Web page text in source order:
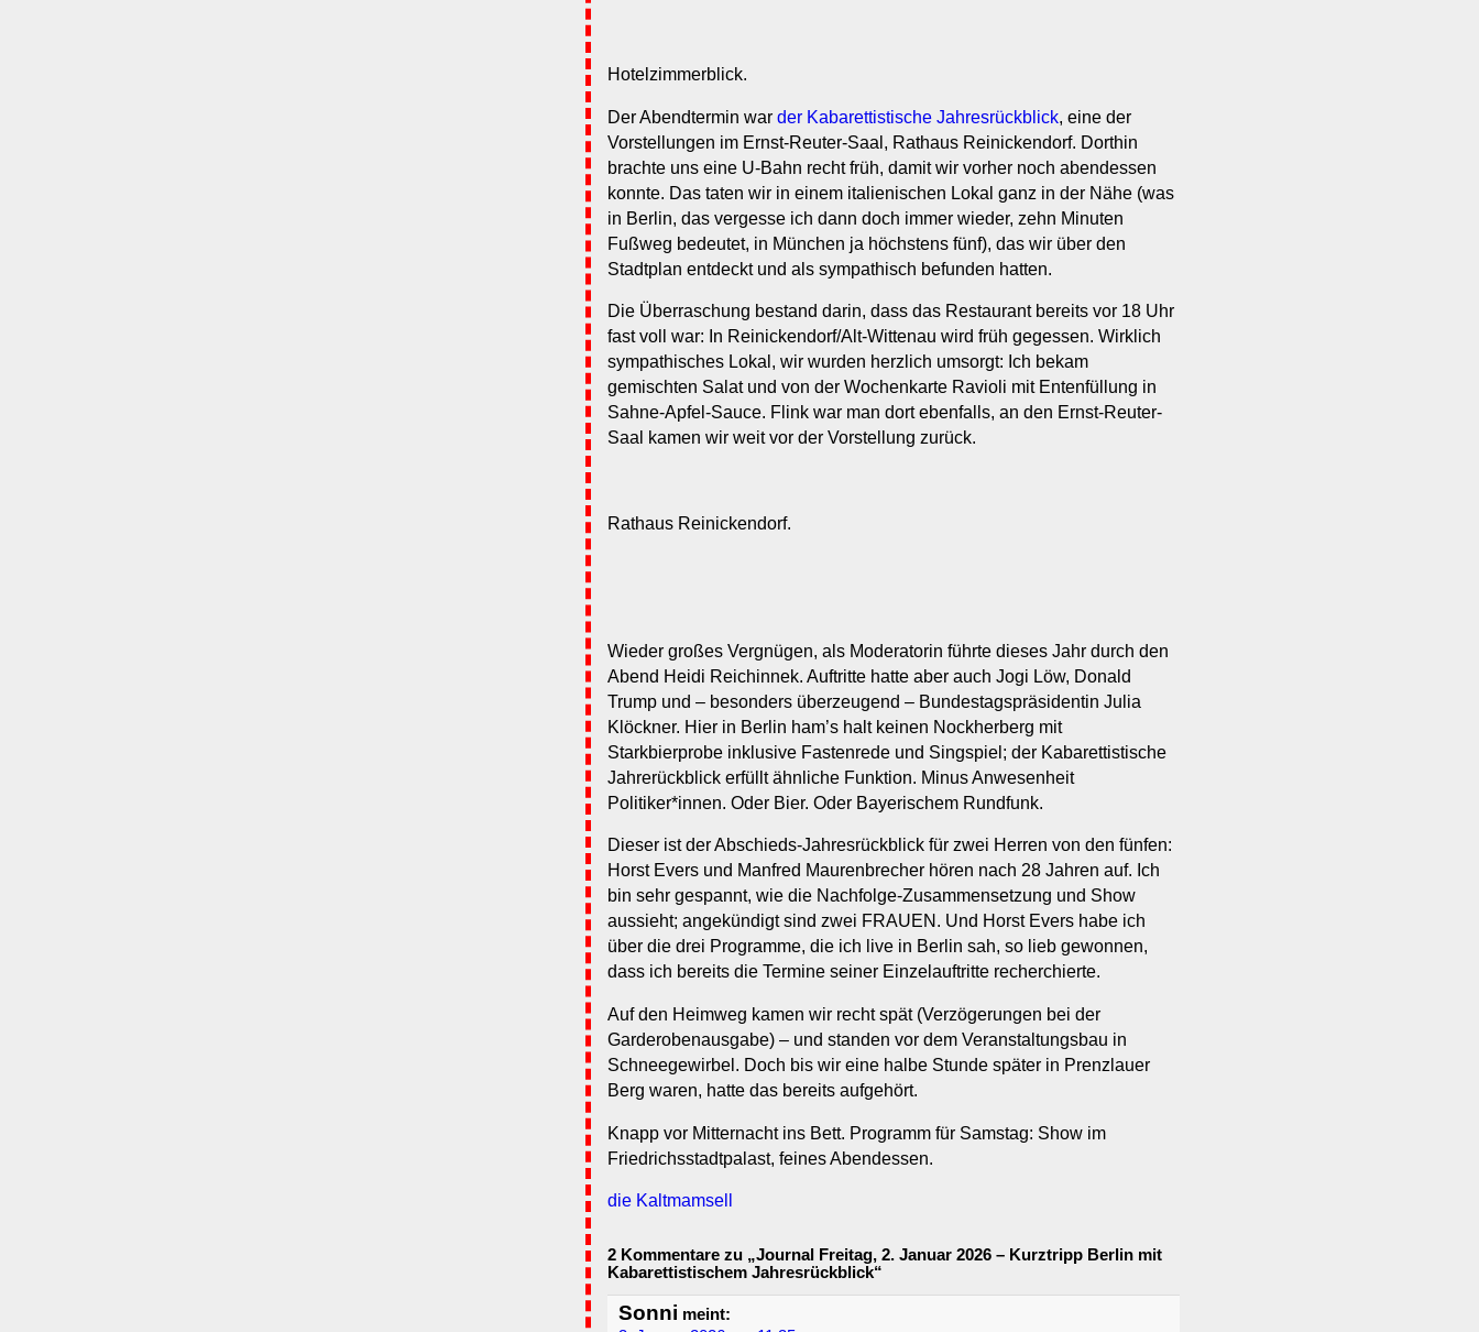
Hotelzimmerblick.
Der Abendtermin war der Kabarettistische Jahresrückblick, eine der
Vorstellungen im Ernst-Reuter-Saal, Rathaus Reinickendorf. Dorthin
brachte uns eine U-Bahn recht früh, damit wir vorher noch abendessen
konnte. Das taten wir in einem italienischen Lokal ganz in der Nähe (was
in Berlin, das vergesse ich dann doch immer wieder, zehn Minuten
Fußweg bedeutet, in München ja höchstens fünf), das wir über den
Stadtplan entdeckt und als sympathisch befunden hatten.
Die Überraschung bestand darin, dass das Restaurant bereits vor 18 Uhr
fast voll war: In Reinickendorf/Alt-Wittenau wird früh gegessen. Wirklich
sympathisches Lokal, wir wurden herzlich umsorgt: Ich bekam
gemischten Salat und von der Wochenkarte Ravioli mit Entenfüllung in
Sahne-Apfel-Sauce. Flink war man dort ebenfalls, an den Ernst-Reuter-
Saal kamen wir weit vor der Vorstellung zurück.
Rathaus Reinickendorf.
Wieder großes Vergnügen, als Moderatorin führte dieses Jahr durch den
Abend Heidi Reichinnek. Auftritte hatte aber auch Jogi Löw, Donald
Trump und – besonders überzeugend – Bundestagspräsidentin Julia
Klöckner. Hier in Berlin ham’s halt keinen Nockherberg mit
Starkbierprobe inklusive Fastenrede und Singspiel; der Kabarettistische
Jahrerückblick erfüllt ähnliche Funktion. Minus Anwesenheit
Politiker*innen. Oder Bier. Oder Bayerischem Rundfunk.
Dieser ist der Abschieds-Jahresrückblick für zwei Herren von den fünfen:
Horst Evers und Manfred Maurenbrecher hören nach 28 Jahren auf. Ich
bin sehr gespannt, wie die Nachfolge-Zusammensetzung und Show
aussieht; angekündigt sind zwei FRAUEN. Und Horst Evers habe ich
über die drei Programme, die ich live in Berlin sah, so lieb gewonnen,
dass ich bereits die Termine seiner Einzelauftritte recherchierte.
Auf den Heimweg kamen wir recht spät (Verzögerungen bei der
Garderobenausgabe) – und standen vor dem Veranstaltungsbau in
Schneegewirbel. Doch bis wir eine halbe Stunde später in Prenzlauer
Berg waren, hatte das bereits aufgehört.
Knapp vor Mitternacht ins Bett. Programm für Samstag: Show im
Friedrichsstadtpalast, feines Abendessen.
die Kaltmamsell
2 Kommentare zu „Journal Freitag, 2. Januar 2026 – Kurztripp Berlin mit
Kabarettistischem Jahresrückblick“
Sonni meint: